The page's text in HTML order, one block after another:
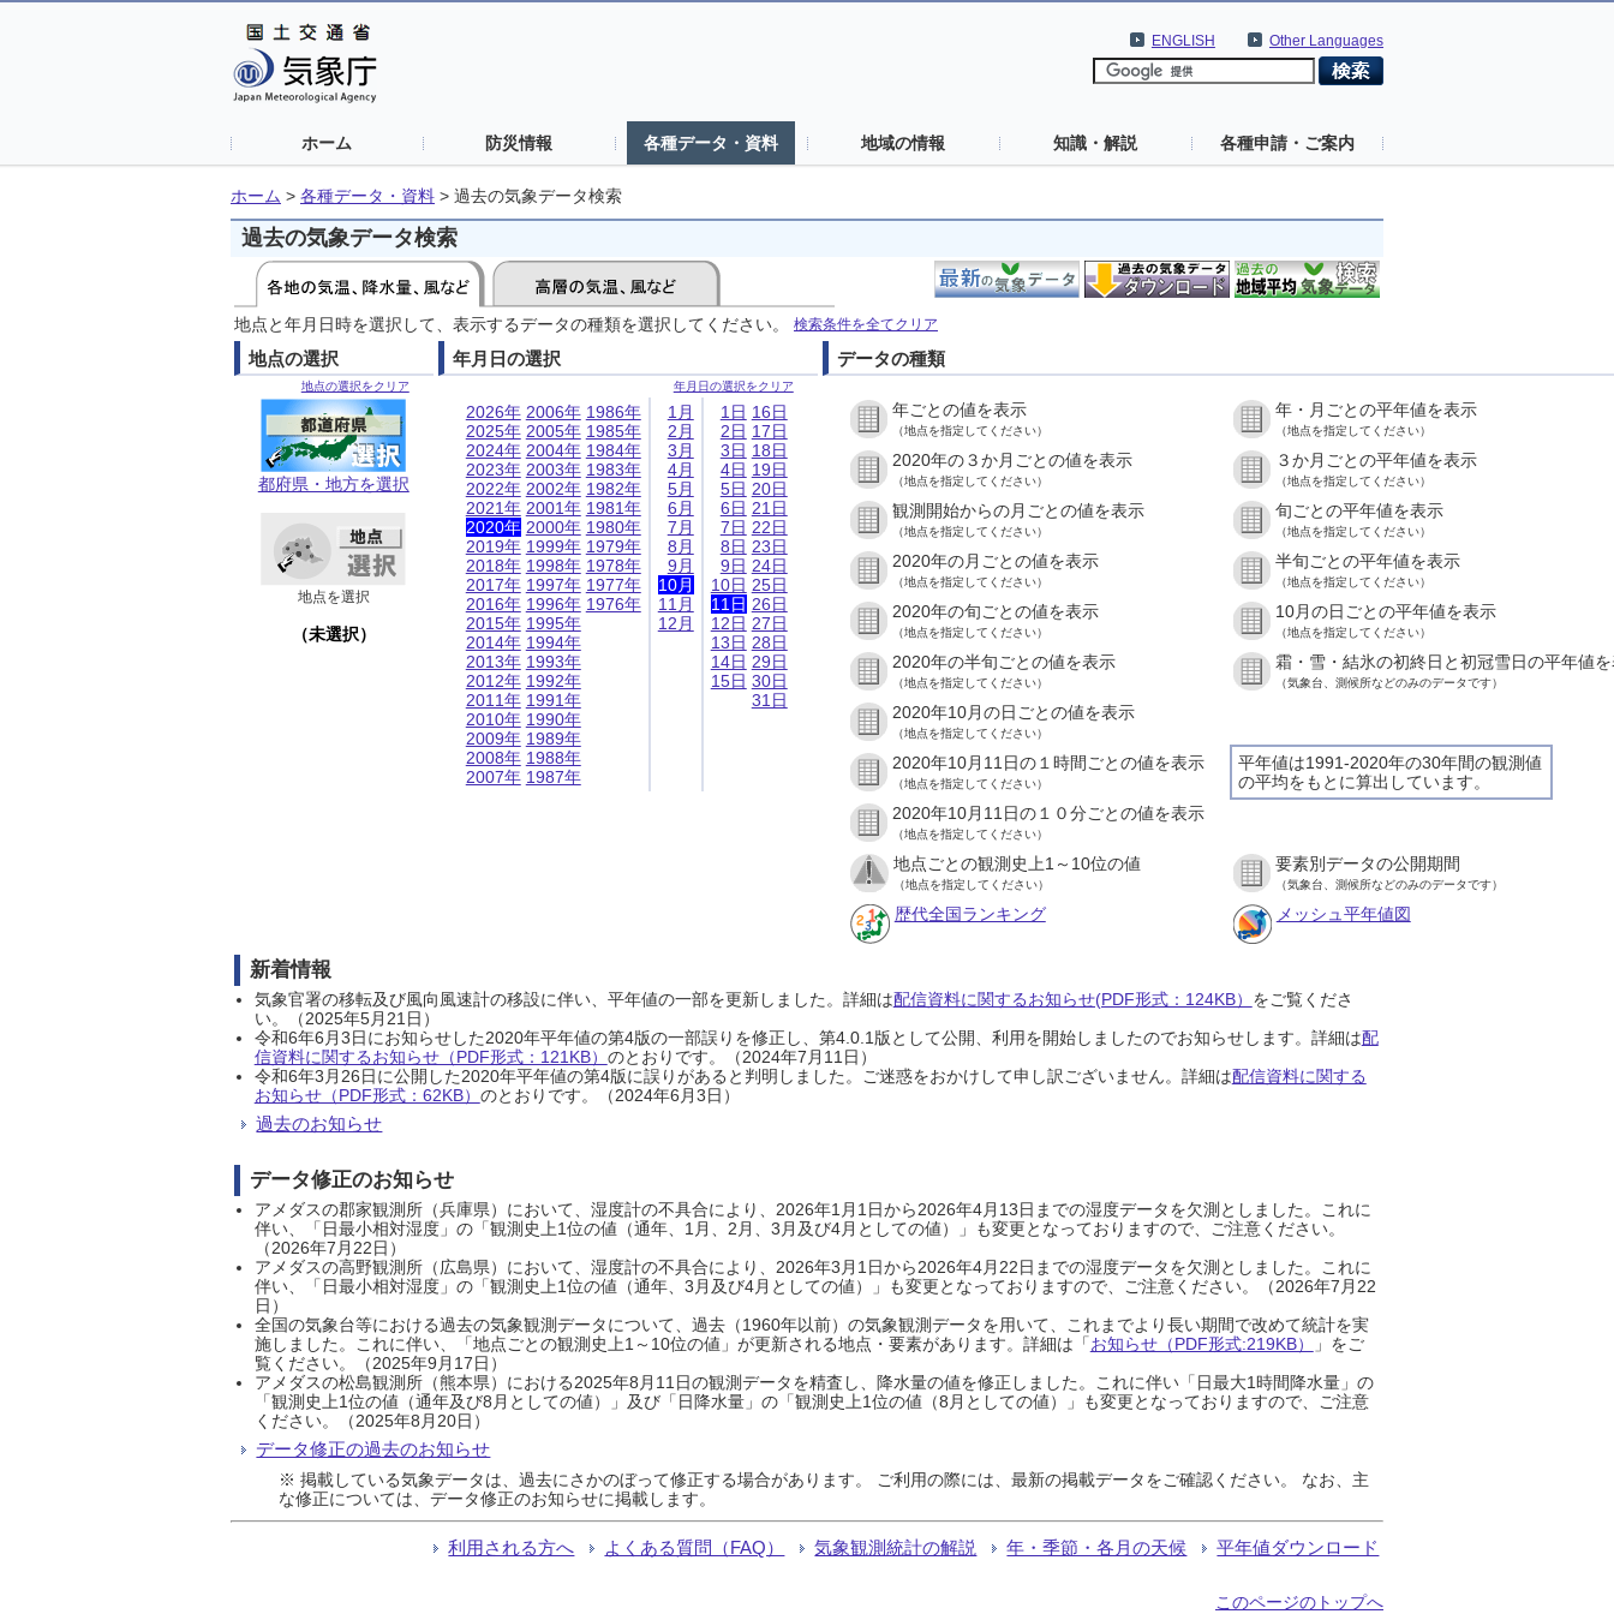
Other Languages
ENGLISH
ホーム 防災情報 各種データ・資料 地域の情報 知識・解説 各種申請・ご案内
ホーム > 各種データ・資料 > 過去の気象データ検索
過去の気象データ検索
地点と年月日時を選択して、表示するデータの種類を選択してください。 検索条件を全てクリア
地点の選択
地点の選択をクリア
都府県・地方を選択
地点を選択
（未選択）
年月日の選択
年月日の選択をクリア
2026年
2025年
2024年
2023年
2022年
2021年
2020年
2019年
2018年
2017年
2016年
2015年
2014年
2013年
2012年
2011年
2010年
2009年
2008年
2007年
2006年
2005年
2004年
2003年
2002年
2001年
2000年
1999年
1998年
1997年
1996年
1995年
1994年
1993年
1992年
1991年
1990年
1989年
1988年
1987年
1986年
1985年
1984年
1983年
1982年
1981年
1980年
1979年
1978年
1977年
1976年
1月
2月
3月
4月
5月
6月
7月
8月
9月
10月
11月
12月
1日
2日
3日
4日
5日
6日
7日
8日
9日
10日
11日
12日
13日
14日
15日
16日
17日
18日
19日
20日
21日
22日
23日
24日
25日
26日
27日
28日
29日
30日
31日
データの種類
年ごとの値を表示
（地点を指定してください）
年・月ごとの平年値を表示
（地点を指定してください）
2020年の３か月ごとの値を表示
（地点を指定してください）
３か月ごとの平年値を表示
（地点を指定してください）
観測開始からの月ごとの値を表示
（地点を指定してください）
旬ごとの平年値を表示
（地点を指定してください）
2020年の月ごとの値を表示
（地点を指定してください）
半旬ごとの平年値を表示
（地点を指定してください）
2020年の旬ごとの値を表示
（地点を指定してください）
10月の日ごとの平年値を表示
（地点を指定してください）
2020年の半旬ごとの値を表示
（地点を指定してください）
霜・雪・結氷の初終日と初冠雪日の平年値
（気象台、測候所などのみのデータです）
2020年10月の日ごとの値を表示
（地点を指定してください）
平年値は1991-2020年の30年間の観測値
の平均をもとに算出しています。
2020年10月11日の１時間ごとの値を表示
（地点を指定してください）
2020年10月11日の１０分ごとの値を表示
（地点を指定してください）
地点ごとの観測史上1～10位の値
（地点を指定してください）
要素別データの公開期間
（気象台、測候所などのみのデータです）
歴代全国ランキング メッシュ平年値図
新着情報
気象官署の移転及び風向風速計の移設に伴い、平年値の一部を更新しました。詳細は配信資料に関するお知らせ(PDF形式：124KB） をご覧くださ
い。（2025年5月21日）
令和6年6月3日にお知らせした2020年平年値の第4版の一部誤りを修正し、第4.0.1版として公開、利用を開始しましたのでお知らせします。詳細は配
信資料に関するお知らせ（PDF形式：121KB） のとおりです。（2024年7月11日）
令和6年3月26日に公開した2020年平年値の第4版に誤りがあると判明しました。ご迷惑をおかけして申し訳ございません。詳細は配信資料に関する
お知らせ（PDF形式：62KB） のとおりです。（2024年6月3日）
過去のお知らせ
データ修正のお知らせ
アメダスの郡家観測所（兵庫県）において、湿度計の不具合により、2026年1月1日から2026年4月13日までの湿度データを欠測としました。これに
伴い、「日最小相対湿度」の「観測史上1位の値（通年、1月、2月、3月及び4月としての値）」も変更となっておりますので、ご注意ください。
（2026年7月22日）
アメダスの高野観測所（広島県）において、湿度計の不具合により、2026年3月1日から2026年4月22日までの湿度データを欠測としました。これに
伴い、「日最小相対湿度」の「観測史上1位の値（通年、3月及び4月としての値）」も変更となっておりますので、ご注意ください。（2026年7月22
日）
全国の気象台等における過去の気象観測データについて、過去（1960年以前）の気象観測データを用いて、これまでより長い期間で改めて統計を実
施しました。これに伴い、「地点ごとの観測史上1～10位の値」が更新される地点・要素があります。詳細は「お知らせ（PDF形式:219KB）
」をご
覧ください。（2025年9月17日）
アメダスの松島観測所（熊本県）における2025年8月11日の観測データを精査し、降水量の値を修正しました。これに伴い「日最大1時間降水量」の
「観測史上1位の値（通年及び8月としての値）」及び「日降水量」の「観測史上1位の値（8月としての値）」も変更となっておりますので、ご注意
ください。（2025年8月20日）
データ修正の過去のお知らせ
※ 掲載している気象データは、過去にさかのぼって修正する場合があります。 ご利用の際には、最新の掲載データをご確認ください。 なお、主
な修正については、データ修正のお知らせに掲載します。
利用される方へ よくある質問（FAQ） 気象観測統計の解説 年・季節・各月の天候 平年値ダウンロード
このページのトップへ